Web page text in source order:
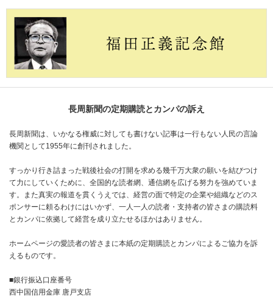
長周新聞の定期購読とカンパの訴え
長周新聞は、いかなる権威に対しても書けない記事は一行もない人民の言論
機関として1955年に創刊されました。
すっかり行き詰まった戦後社会の打開を求める幾千万大衆の願いを結びつけ
て力にしていくために、全国的な読者網、通信網を広げる努力を強めていま
す。また真実の報道を貫くうえでは、経営の面で特定の企業や組織などのス
ポンサーに頼るわけにはいかず、一人一人の読者・支持者の皆さまの購読料
とカンパに依拠して経営を成り立たせるほかはありません。
ホームページの愛読者の皆さまに本紙の定期購読とカンパによるご協力を訴
えるものです。
■銀行振込口座番号
西中国信用金庫 唐戸支店